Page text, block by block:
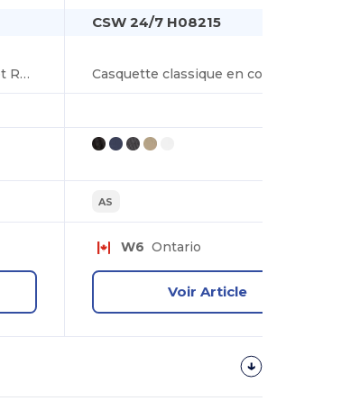
Blaze Tuque en Tricot à Ourlet Replié (COULEURS INTENSE)
CSW 24/7 H08215
AS
W6 Ontario
Voir Article